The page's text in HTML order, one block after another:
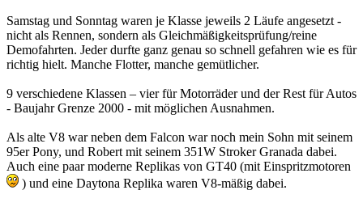
Samstag und Sonntag waren je Klasse jeweils 2 Läufe angesetzt -
nicht als Rennen, sondern als Gleichmäßigkeitsprüfung/reine
Demofahrten. Jeder durfte ganz genau so schnell gefahren wie es für
richtig hielt. Manche Flotter, manche gemütlicher.
9 verschiedene Klassen – vier für Motorräder und der Rest für Autos
- Baujahr Grenze 2000 - mit möglichen Ausnahmen.
Als alte V8 war neben dem Falcon war noch mein Sohn mit seinem
95er Pony, und Robert mit seinem 351W Stroker Granada dabei.
Auch eine paar moderne Replikas von GT40 (mit Einspritzmotoren
) und eine Daytona Replika waren V8-mäßig dabei.